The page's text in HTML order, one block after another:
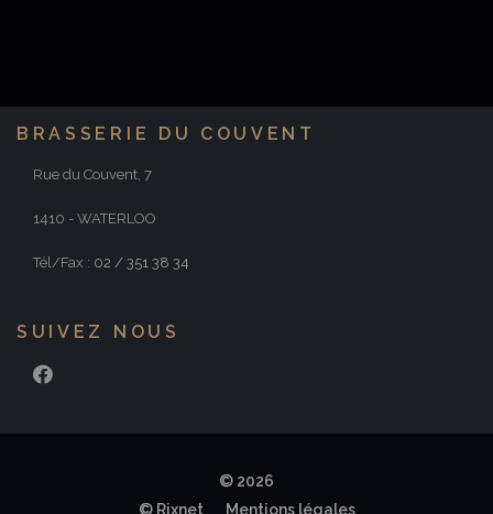
BRASSERIE DU COUVENT
Rue du Couvent, 7
1410 - WATERLOO
Tél/Fax : 02 / 351 38 34
SUIVEZ NOUS
FACEBOOK
© 2026
© Rixnet
Mentions légales